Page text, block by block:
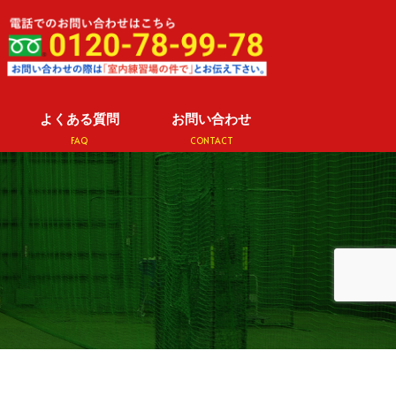
よくある質問
FAQ
お問い合わせ
CONTACT